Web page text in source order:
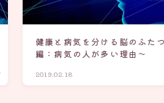
健康と病気を分ける脳のふた
編：病気の人が多い理由～
2019.02.18